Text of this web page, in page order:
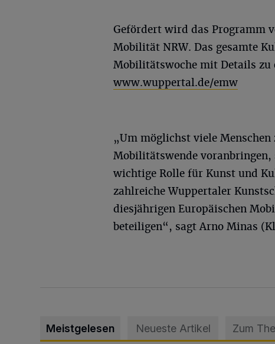
Gefördert wird das Programm
Mobilität NRW. Das gesamte
Mobilitätswoche mit Details zu
www.wuppertal.de/emw
„Um möglichst viele
Mobilitätswende
wichtige Rolle für Kunst und
zahlreiche Wuppertaler
diesjährigen Europäischen
beteiligen“, sagt Arno Minas
Meistgelesen Neueste Artikel Zum